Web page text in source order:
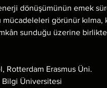
dönüşümünün emek
mücadeleleri görünür
imkân sunduğu üzerine
Rotterdam Erasmus Üni.
Bilgi Üniversitesi